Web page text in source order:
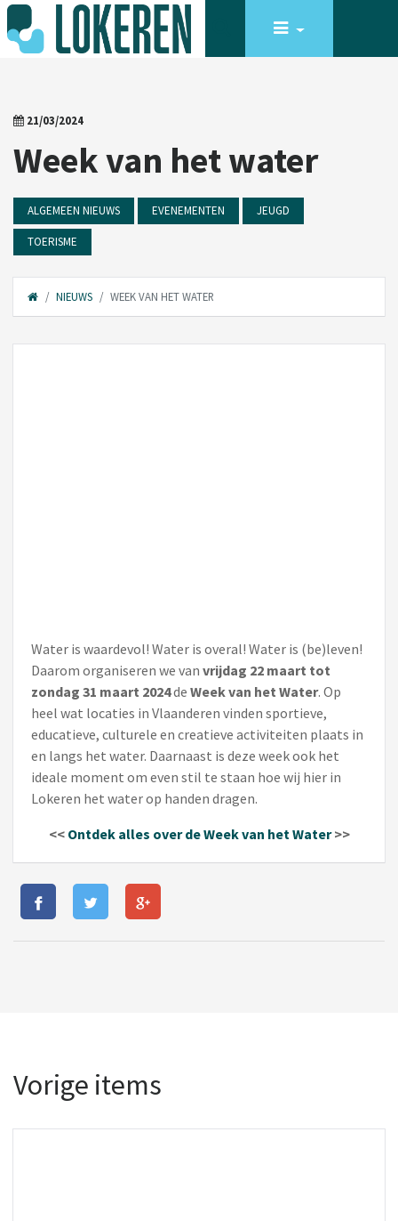
21/03/2024
Week van het water
ALGEMEEN NIEUWS EVENEMENTEN JEUGD
TOERISME
NIEUWS WEEK VAN HET WATER
Water is waardevol! Water is overal! Water is (be)leven!
Daarom organiseren we van vrijdag 22 maart tot
zondag 31 maart 2024de Week van het Water. Op
heel wat locaties in Vlaanderen vinden sportieve,
educatieve, culturele en creatieve activiteiten plaats in
en langs het water. Daarnaast is deze week ook het
ideale moment om even stil te staan hoe wij hier in
Lokeren het water op handen dragen.
<< Ontdek alles over de Week van het Water>>
Vorige items